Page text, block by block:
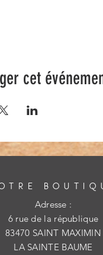
cet
Adresse :
6 rue de la république
83470 SAINT MAXIMIN
LA SAINTE BAUME